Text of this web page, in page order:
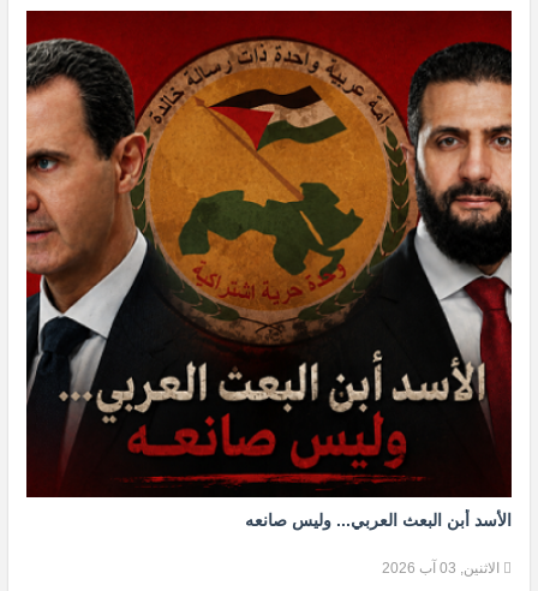
الأسد أبن البعث العربي... وليس صانعه
الاثنين, 03 آب 2026